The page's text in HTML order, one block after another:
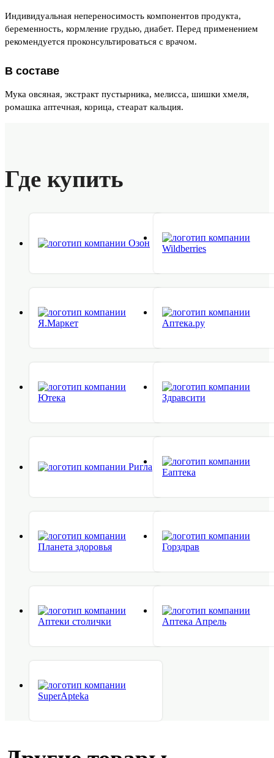
Индивидуальная непереносимость компонентов продукта,
беременность, кормление грудью, диабет. Перед применением
рекомендуется проконсультироваться с врачом.
В составе
Мука овсяная, экстракт пустырника, мелисса, шишки хмеля,
ромашка аптечная, корица, стеарат кальция.
Где купить